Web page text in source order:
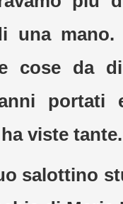
una mano.
cose da
portati
viste tante.
salottino